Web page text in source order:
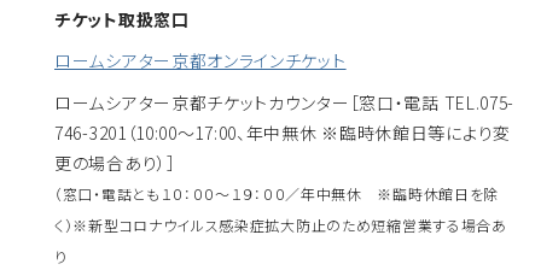
チケット取扱窓口
ロームシアター京都オンラインチケット
ロームシアター京都チケットカウンター ［窓口・電話 TEL.075-
746-3201（10:00～17:00、年中無休 ※臨時休館日等により変
更の場合あり）］
（窓口・電話とも１０：００～１９：００／年中無休 ※臨時休館日を除
く）※新型コロナウイルス感染症拡大防止のため短縮営業する場合あ
り